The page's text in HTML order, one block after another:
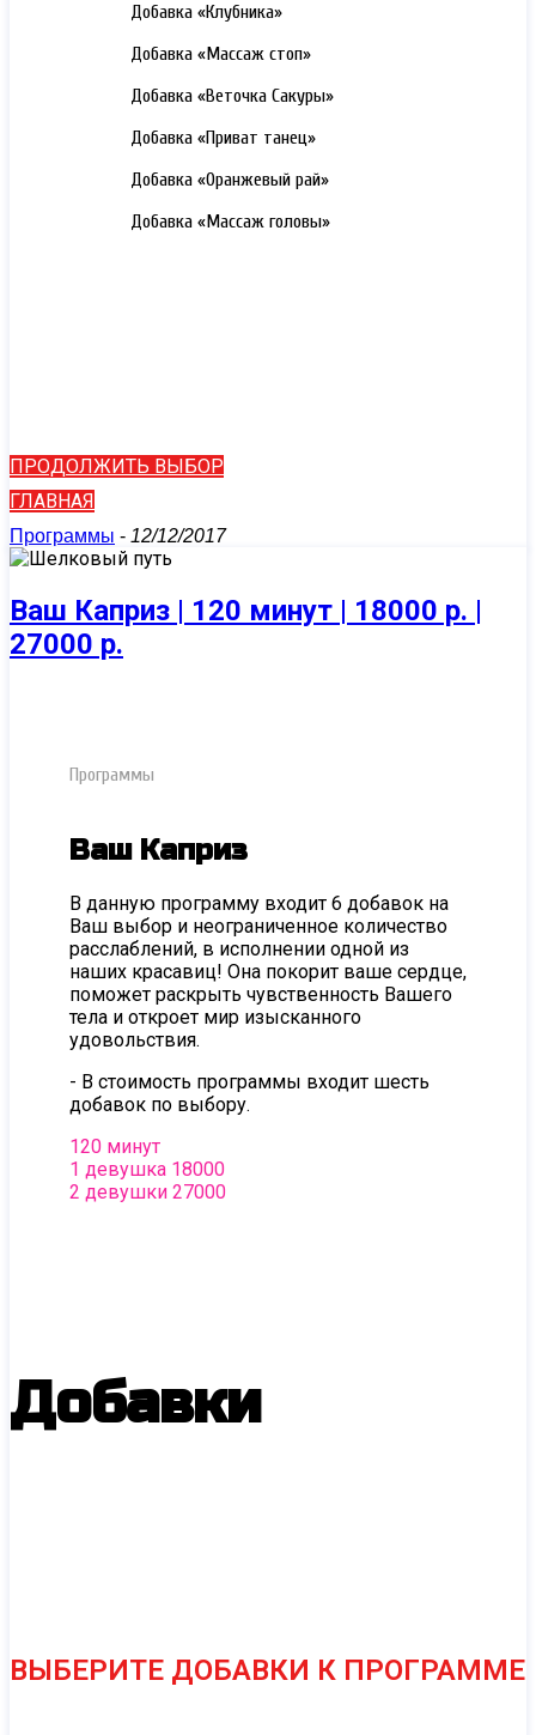
Добавка «Клубника»
Добавка «Массаж стоп»
Добавка «Веточка Сакуры»
Добавка «Приват танец»
Добавка «Оранжевый рай»
Добавка «Массаж головы»
ПРОДОЛЖИТЬ ВЫБОР
ГЛАВНАЯ
Программы - 12/12/2017
Ваш Каприз | 120 минут | 18000 р. |
27000 р.
Программы
Ваш Каприз
В данную программу входит 6 добавок на
Ваш выбор и неограниченное количество
расслаблений, в исполнении одной из
наших красавиц! Она покорит ваше сердце,
поможет раскрыть чувственность Вашего
тела и откроет мир изысканного
удовольствия.
- В стоимость программы входит шесть
добавок по выбору.
120 минут
1 девушка 18000
2 девушки 27000
Добавки
ВЫБЕРИТЕ ДОБАВКИ К ПРОГРАММЕ